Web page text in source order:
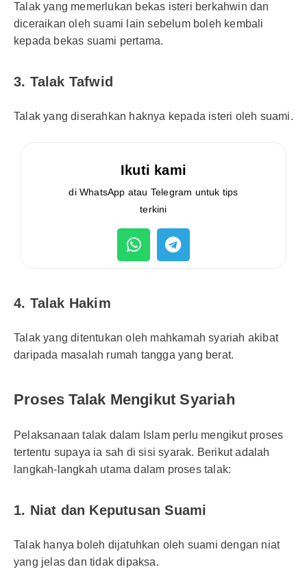
Talak yang memerlukan bekas isteri berkahwin dan
diceraikan oleh suami lain sebelum boleh kembali
kepada bekas suami pertama.
3. Talak Tafwid
Talak yang diserahkan haknya kepada isteri oleh suami.
Ikuti kami
di WhatsApp atau Telegram untuk tips
terkini
4. Talak Hakim
Talak yang ditentukan oleh mahkamah syariah akibat
daripada masalah rumah tangga yang berat.
Proses Talak Mengikut Syariah
Pelaksanaan talak dalam Islam perlu mengikut proses
tertentu supaya ia sah di sisi syarak. Berikut adalah
langkah-langkah utama dalam proses talak:
1. Niat dan Keputusan Suami
Talak hanya boleh dijatuhkan oleh suami dengan niat
yang jelas dan tidak dipaksa.